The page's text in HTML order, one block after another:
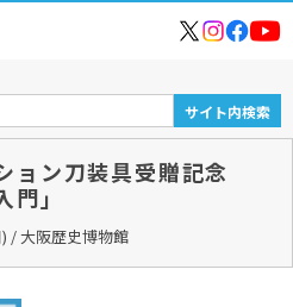
ョン刀装具受贈記念
」
/ 大阪歴史博物館